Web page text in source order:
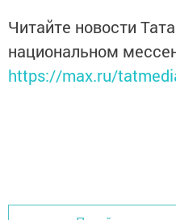
Читайте новости
национальном
https://max.ru/